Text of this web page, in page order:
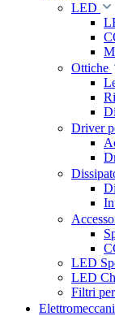
LED
Ottiche
Driver
LED
LED
Filtri